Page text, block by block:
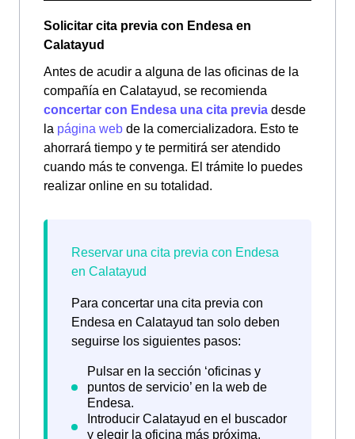
Solicitar cita previa con Endesa en
Calatayud
Antes de acudir a alguna de las oficinas de la
compañía en Calatayud, se recomienda
concertar con Endesa una cita previa desde
la página web de la comercializadora. Esto te
ahorrará tiempo y te permitirá ser atendido
cuando más te convenga. El trámite lo puedes
realizar online en su totalidad.
Para concertar una cita previa con
Endesa en Calatayud tan solo deben
seguirse los siguientes pasos: